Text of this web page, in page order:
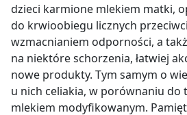
¼ szklanki wody źródlanej.
Przygotowanie:owoce umyj,
zgodnie z instrukcją na
pokrój go w kawałki o długości
zblanszuj we wrzątku, a
dzieci karmione mlekiem matki,
do krwioobiegu licznych
wzmacnianiem odporności, a
na niektóre schorzenia, łatwiej
nowe produkty. Tym samym o
u nich celiakia, w porównaniu do
mlekiem modyfikowanym.